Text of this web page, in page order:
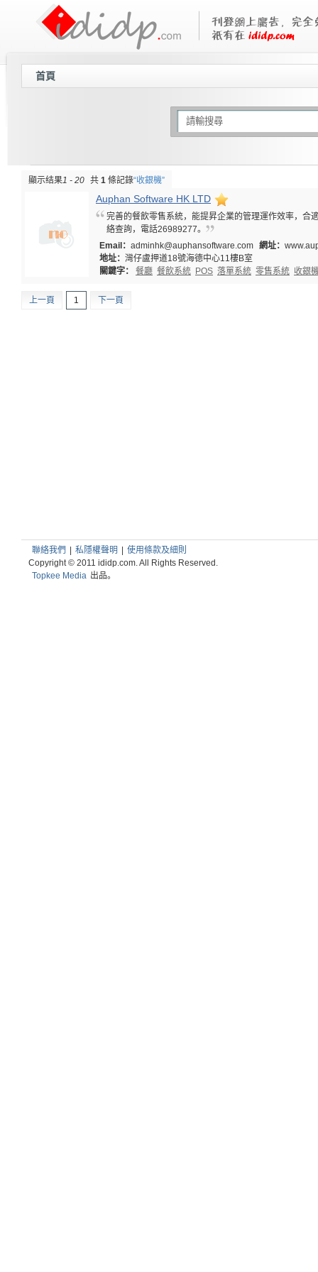
首頁
顯示结果1 - 20 共 1 條記錄“收銀機”
Auphan Software HK LTD
完善的餐飲零售系統，能提昇企業的管理運作效率，合
絡查詢，電話26989277。
Email： adminhk@auphansoftware.com 網址：
地址： 灣仔盧押道18號海德中心11樓B室
關鍵字：
餐廳 餐飲系統 POS 落單系統 零售系統 收銀
上一頁 1 下一頁
聯絡我們 私隱權聲明
使用條款及細則
Copyright © 2011 ididp.com. All Rights Reserved.
Topkee Media 出品。